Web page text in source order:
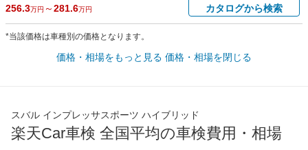
256.3万円 ～281.6万円
カタログから検索
*当該価格は車種別の価格となります。
価格・相場をもっと見る 価格・相場を閉じる
スバル インプレッサスポーツ ハイブリッド
楽天Car車検 全国平均の車検費用・相場